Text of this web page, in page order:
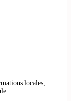
locales,